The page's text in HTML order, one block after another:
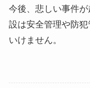
今後、悲しい事件
設は安全管理や防
いけません。